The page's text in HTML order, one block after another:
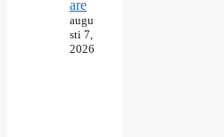
are
augu
sti 7,
2026